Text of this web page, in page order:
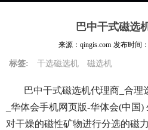
巴中干式磁选
来源：qingis.com 发布时间：
标签: 干选磁选机 磁选机
巴中干式磁选机代理商_合理
_华体会手机网页版-华体会(中国
对干燥的磁性矿物进行分选的磁